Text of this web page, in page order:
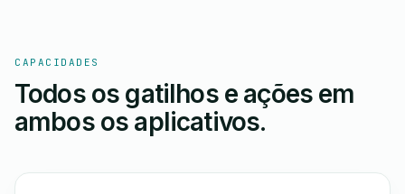
CAPACIDADES
Todos os gatilhos e ações em
ambos os aplicativos.